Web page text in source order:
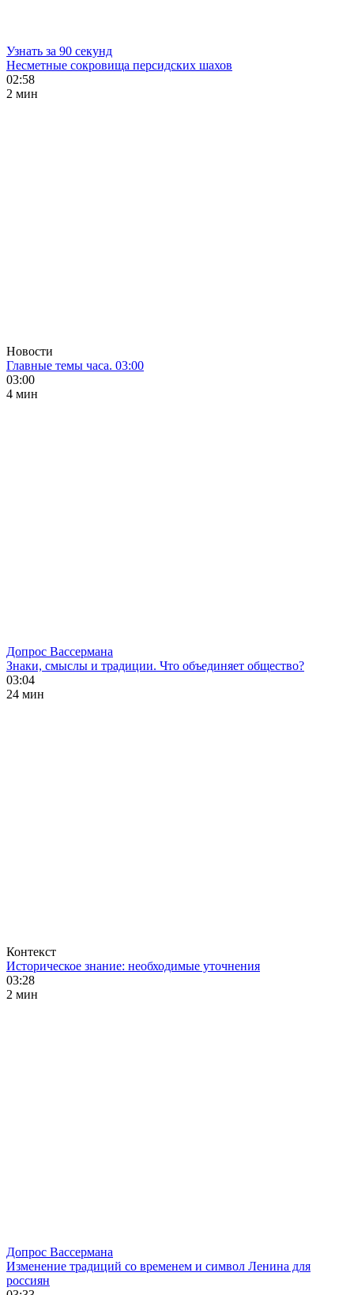
Узнать за 90 секунд
Несметные сокровища персидских шахов
02:58
2 мин
Новости
Главные темы часа. 03:00
03:00
4 мин
Допрос Вассермана
Знаки, смыслы и традиции. Что объединяет общество?
03:04
24 мин
Контекст
Историческое знание: необходимые уточнения
03:28
2 мин
Допрос Вассермана
Изменение традиций со временем и символ Ленина для
россиян